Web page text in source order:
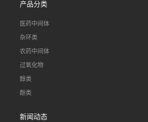
产品分类
医药中间体
杂环类
农药中间体
过氧化物
醇类
酚类
新闻动态